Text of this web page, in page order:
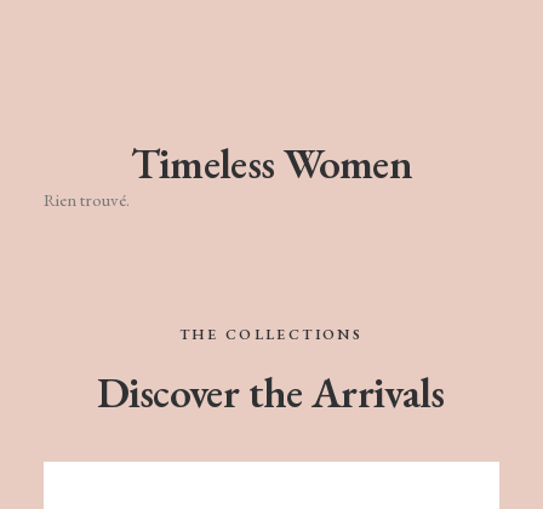
Timeless Women
Rien trouvé.
THE COLLECTIONS
Discover theArrivals